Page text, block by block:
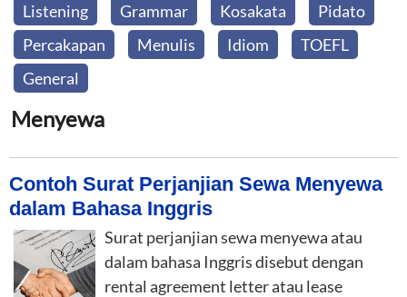
Listening Grammar Kosakata
Pidato
Percakapan
Menulis Idiom
TOEFL
General
Menyewa
Contoh Surat Perjanjian Sewa Menyewa
dalam Bahasa Inggris
Surat perjanjian sewa menyewa atau
dalam bahasa Inggris disebut dengan
rental agreement letter atau lease